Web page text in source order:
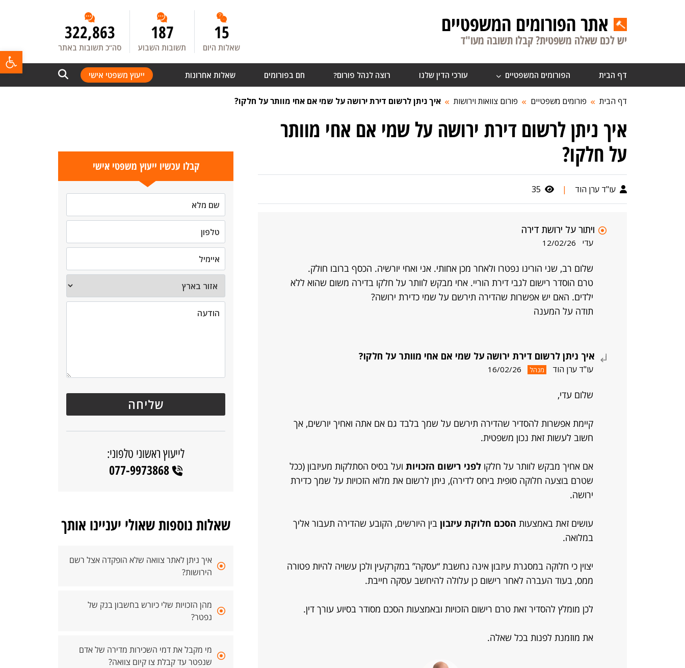
אתר הפורומים המשפטיים
יש לכם שאלה משפטית? קבלו תשובה מעו"ד 15
שאלות היום
187
תשובות השבוע
322,863
סה”כ תשובות באתר
דף הבית הפורומים המשפטיים עורכי הדין שלנו רוצה לנהל פורום? חם בפורומים שאלות אחרונות ייעוץ משפטי אישי
דף הבית פורומים משפטיים פורום צוואות וירושות איך ניתן לרשום דירת ירושה על שמי אם אחי מוותר על חלקו?
איך ניתן לרשום דירת ירושה על שמי אם אחי מוותר
על חלקו?
עו"ד ערן הוד |
35
ויתור על ירושת דירה
עדי 12/02/26
שלום רב, שני הורינו נפטרו ולאחר מכן אחותי. אני ואחי יורשיה. הכסף ברובו חולק.
טרם הוסדר רישום לגבי דירת הוריי. אחי מבקש לוותר על חלקו בדירה משום שהוא ללא
ילדים. האם יש אפשרות שהדירה תירשם על שמי כדירת ירושה?
תודה על המענה
איך ניתן לרשום דירת ירושה על שמי אם אחי מוותר על חלקו?
עו"ד ערן הוד מנהל 16/02/26
שלום עדי,
קיימת אפשרות להסדיר שהדירה תירשם על שמך בלבד גם אם אתה ואחיך יורשים, אך
חשוב לעשות זאת נכון משפטית.
אם אחיך מבקש לוותר על חלקו לפני רישום הזכויות ועל בסיס הסתלקות מעיזבון (ככל
שטרם בוצעה חלוקה סופית ביחס לדירה), ניתן לרשום את מלוא הזכויות על שמך כדירת
ירושה.
עושים זאת באמצעות הסכם חלוקת עיזבון בין היורשים, הקובע שהדירה תעבור אליך
במלואה.
יצוין כי חלוקה במסגרת עיזבון אינה נחשבת “עסקה” במקרקעין ולכן עשויה להיות פטורה
ממס, בעוד העברה לאחר רישום כן עלולה להיחשב עסקה חייבת.
לכן מומלץ להסדיר זאת טרם רישום הזכויות ובאמצעות הסכם מסודר בסיוע עורך דין.
את מוזמנת לפנות בכל שאלה.
קבלו עכשיו ייעוץ משפטי אישי
לייעוץ ראשוני טלפוני:
077-9973868
שאלות נוספות שאולי יעניינו אותך
איך ניתן לאתר צוואה שלא הופקדה אצל רשם
הירושות?
מהן הזכויות שלי כיורש בחשבון בנק של
נפטר?
מי מקבל את דמי השכירות מדירה של אדם
שנפטר עד קבלת צו קיום צוואה?